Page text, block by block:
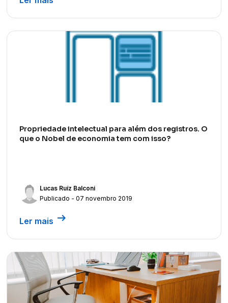
Propriedade intelectual para além dos registros. O
que o Nobel de economia tem com isso?
Lucas Ruíz Balconi
Publicado - 07 novembro 2019
Ler mais arrow_right_alt